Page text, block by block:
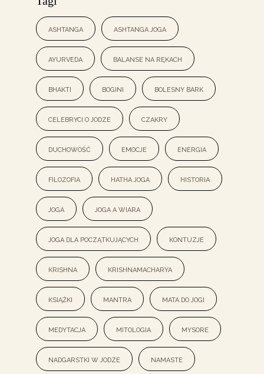
ashtanga ashtanga joga
ayurveda balanse na rękach
bhakti bogini bolesny bark
celebryci o jodze czakry
duchowość emocje energia
filozofia hatha joga historia
joga joga a wiara
joga dla początkujących kontuzje
krishna Krishnamacharya
książki mantra mata do jogi
medytacja mitologia mysore
nadgarstki w jodze namaste